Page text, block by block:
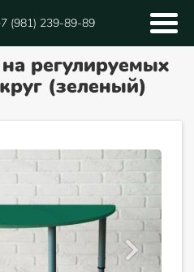
(981) 239-89-89
регулируемых
(зеленый)